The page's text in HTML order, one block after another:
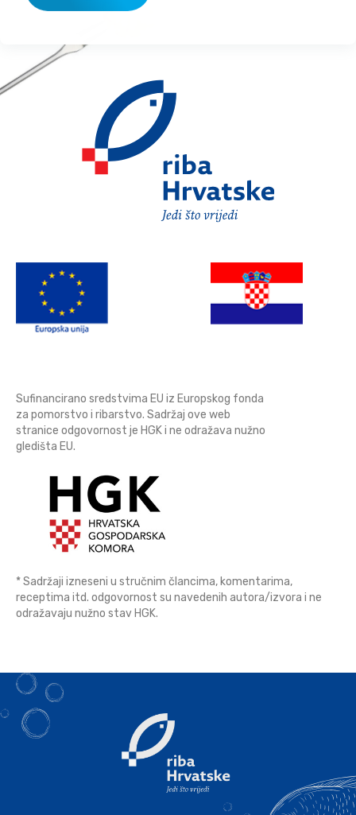
Sufinancirano sredstvima EU iz Europskog fonda
za pomorstvo i ribarstvo. Sadržaj ove web
stranice odgovornost je HGK i ne odražava nužno
gledišta EU.
* Sadržaji izneseni u stručnim člancima, komentarima,
receptima itd. odgovornost su navedenih autora/izvora i ne
odražavaju nužno stav HGK.